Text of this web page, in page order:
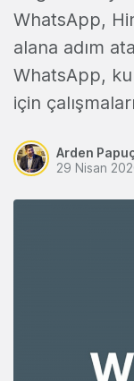
WhatsApp,
alana adım
WhatsApp,
için
Arden
29 Nisan